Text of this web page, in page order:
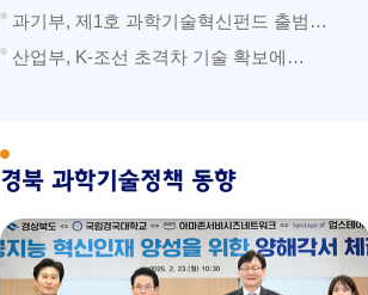
과기부, 제1호 과학기술혁신펀드 출범…
산업부, K-조선 초격차 기술 확보에…